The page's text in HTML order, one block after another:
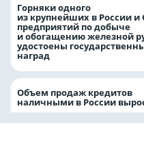
Горняки одного
из крупнейших в России и
предприятий по добыче
и обогащению железной
удостоены
наград
Объем продаж кредитов
наличными в России